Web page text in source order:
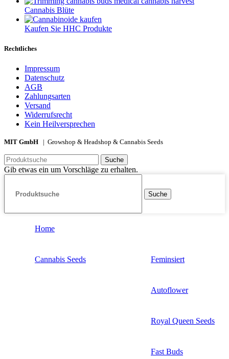
Cannabis Blüte
Kaufen Sie HHC Produkte
Rechtliches
Impressum
Datenschutz
AGB
Zahlungsarten
Versand
Widerrufsrecht
Kein Heilversprechen
MIT GmbH | Growshop & Headshop & Cannabis Seeds
Suche
Gib etwas ein um Vorschläge zu erhalten.
Suche
Home
Cannabis Seeds Feminsiert
Autoflower
Royal Queen Seeds
Fast Buds